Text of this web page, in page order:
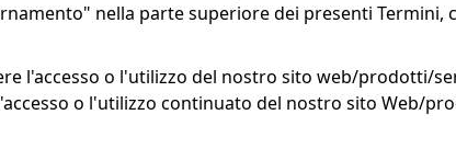
nella parte superiore dei presenti Termini,
l'accesso o l'utilizzo del nostro sito web/prodotti/
o l'utilizzo continuato del nostro sito Web/